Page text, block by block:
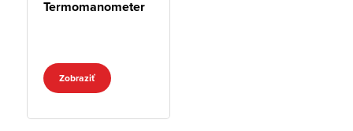
Termomanometer
Zobraziť